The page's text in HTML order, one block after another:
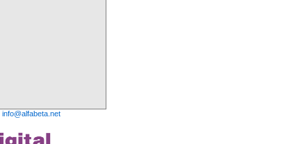
info@alfabeta.net